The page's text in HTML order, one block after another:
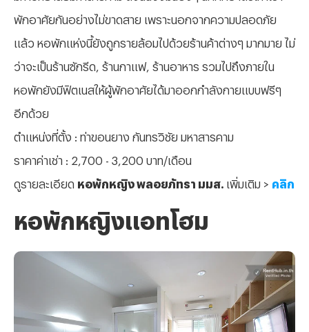
พักอาศัยกันอย่างไม่ขาดสาย เพราะนอกจากความปลอดภัย
แล้ว หอพักแห่งนี้ยังถูกรายล้อมไปด้วยร้านค้าต่างๆ มากมาย ไม่
ว่าจะเป็นร้านซักรีด, ร้านกาแฟ, ร้านอาหาร รวมไปถึงภายใน
หอพักยังมีฟิตเนสให้ผู้พักอาศัยได้มาออกกำลังกายแบบฟรีๆ
อีกด้วย
ตำแหน่งที่ตั้ง : ท่าขอนยาง กันทรวิชัย มหาสารคาม
ราคาค่าเช่า : 2,700 - 3,200 บาท/เดือน
ดูรายละเอียด หอพักหญิง พลอยภัทรา มมส. เพิ่มเติม > คลิก
หอพักหญิงแอทโฮม